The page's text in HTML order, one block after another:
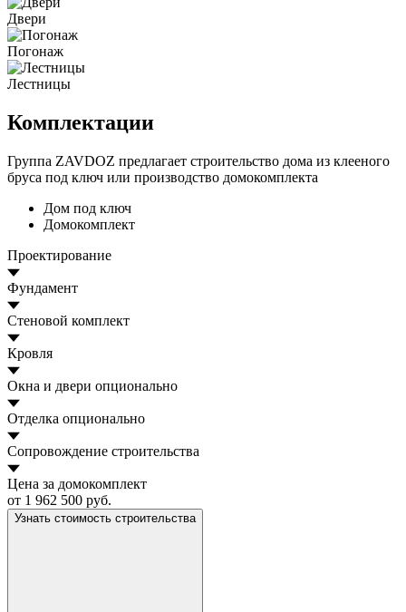
Двери
Погонаж
Лестницы
Комплектации
Группа ZAVDOZ предлагает строительство дома из клееного
бруса под ключ или производство домокомплекта
Дом под ключ
Домокомплект
Проектирование
Фундамент
Стеновой комплект
Кровля
Окна и двери опционально
Отделка опционально
Сопровождение строительства
Цена за домокомплект
от 1 962 500 руб.
Узнать стоимость строительства